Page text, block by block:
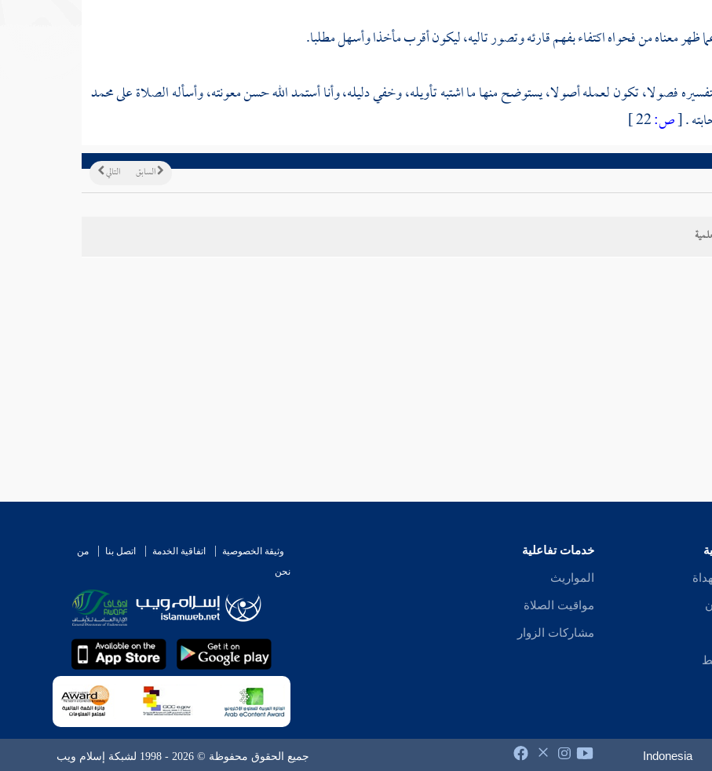
ظهر معناه من فحواه اكتفاء بفهم قارئه وتصور تاليه، ليكون أقرب مأخذا وأسهل مطلبا.
فصولا، تكون لعمله أصولا، يستوضح منها ما اشتبه تأويله، وخفي دليله، وأنا أستمد الله حسن معونته، وأسأله الصلاة علىمحمد
.
[ص:
التالي السابق
خدمات تفاعلية
المواريث
مواقيت الصلاة
مشاركات الزوار
وثيقة الخصوصية اتفاقية الخدمة اتصل بنا
من
نحن
Indonesia جميع الحقوق محفوظة © 2026 - 1998 لشبكة إسلام ويب